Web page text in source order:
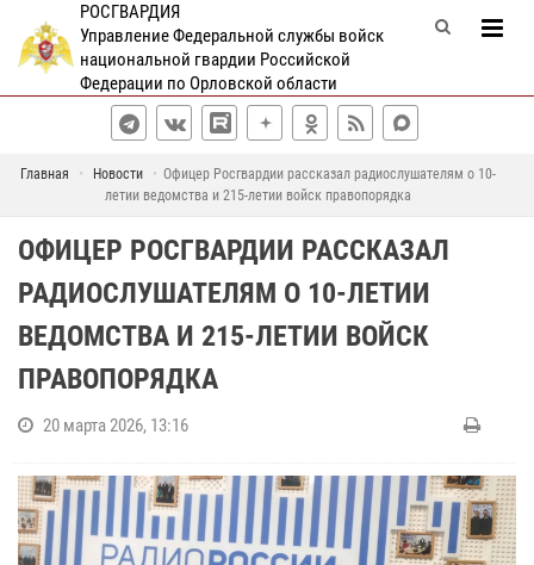
РОСГВАРДИЯ
Управление Федеральной службы войск
национальной гвардии Российской
Федерации по Орловской области
Главная Новости
Офицер Росгвардии рассказал радиослушателям о 10-
летии ведомства и 215-летии войск правопорядка
ОФИЦЕР РОСГВАРДИИ РАССКАЗАЛ
РАДИОСЛУШАТЕЛЯМ О 10-ЛЕТИИ
ВЕДОМСТВА И 215-ЛЕТИИ ВОЙСК
ПРАВОПОРЯДКА
20 марта 2026, 13:16